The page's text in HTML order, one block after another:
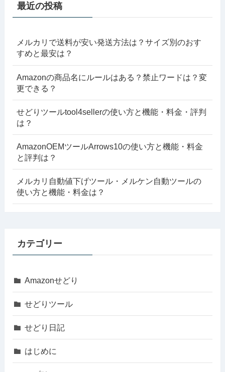
最近の投稿
メルカリで送料が安い発送方法は？サイズ別のおす
すめと最安は？
Amazonの商品名にルールはある？禁止ワードは？変
更できる？
せどりツールtool4sellerの使い方と機能・料金・評判
は？
AmazonOEMツールArrows10の使い方と機能・料金
と評判は？
メルカリ自動値下げツール・メルケン自動ツールの
使い方と機能・料金は？
カテゴリー
Amazonせどり
せどりツール
せどり日記
はじめに